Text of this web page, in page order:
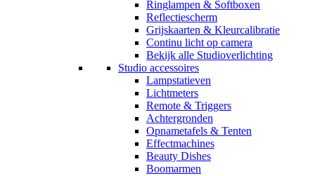
Ringlampen & Softboxen
Reflectiescherm
Grijskaarten & Kleurcalibratie
Continu licht op camera
Bekijk alle Studioverlichting
Studio accessoires
Lampstatieven
Lichtmeters
Remote & Triggers
Achtergronden
Opnametafels & Tenten
Effectmachines
Beauty Dishes
Boomarmen